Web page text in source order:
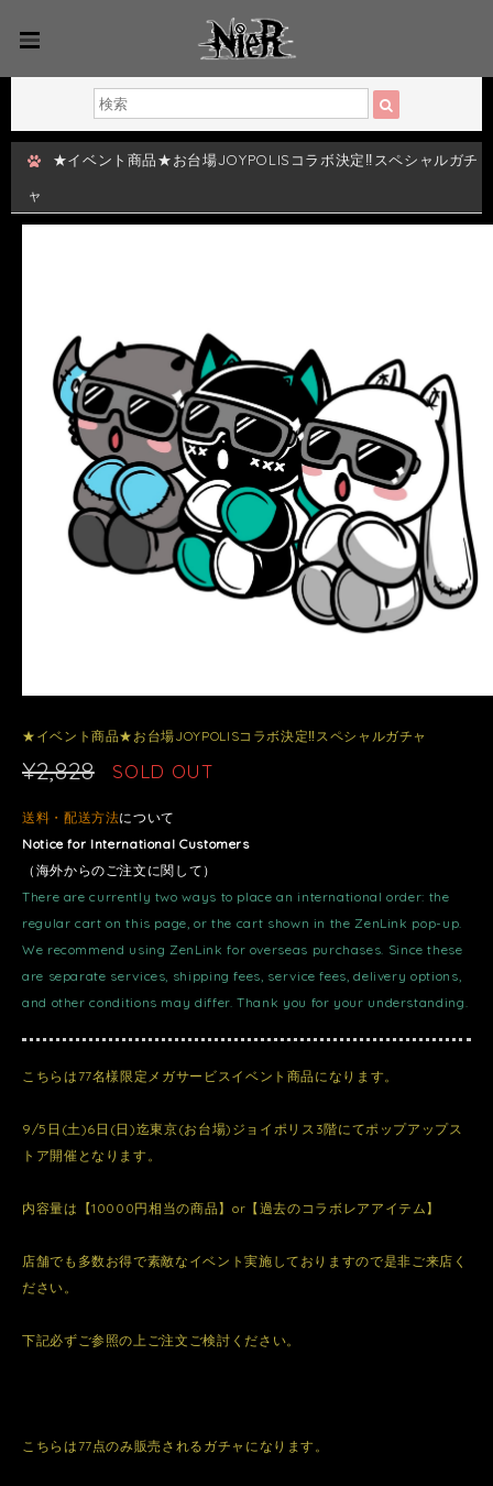
★イベント商品★お台場JOYPOLISコラボ決定‼︎スペシャルガチ
ャ
★イベント商品★お台場JOYPOLISコラボ決定‼︎スペシャルガチャ
¥2,828 SOLD OUT
送料・配送方法について
Notice for International Customers
（海外からのご注文に関して）
There are currently two ways to place an international order: the
regular cart on this page, or the cart shown in the ZenLink pop-up.
We recommend using ZenLink for overseas purchases. Since these
are separate services, shipping fees, service fees, delivery options,
and other conditions may differ. Thank you for your understanding.
こちらは77名様限定メガサービスイベント商品になります。
9/5日(土)6日(日)迄東京(お台場)ジョイポリス3階にてポップアップス
トア開催となります。
内容量は【10000円相当の商品】or【過去のコラボレアアイテム】
店舗でも多数お得で素敵なイベント実施しておりますので是非ご来店く
ださい。
下記必ずご参照の上ご注文ご検討ください。
こちらは77点のみ販売されるガチャになります。